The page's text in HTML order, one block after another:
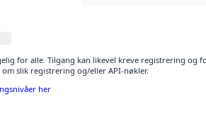
for alle. Tilgang kan likevel kreve registrering og
om slik registrering og/eller API-nøkler.
her